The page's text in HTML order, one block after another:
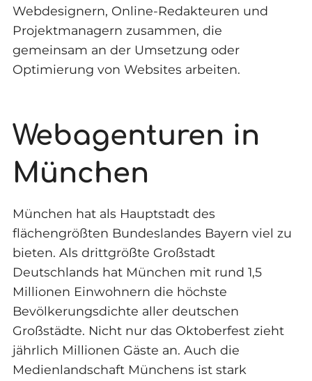
Webdesignern, Online-Redakteuren und
Projektmanagern zusammen, die
gemeinsam an der Umsetzung oder
Optimierung von Websites arbeiten.
Webagenturen in
München
München hat als Hauptstadt des
flächengrößten Bundeslandes Bayern viel zu
bieten. Als drittgrößte Großstadt
Deutschlands hat München mit rund 1,5
Millionen Einwohnern die höchste
Bevölkerungsdichte aller deutschen
Großstädte. Nicht nur das Oktoberfest zieht
jährlich Millionen Gäste an. Auch die
Medienlandschaft Münchens ist stark